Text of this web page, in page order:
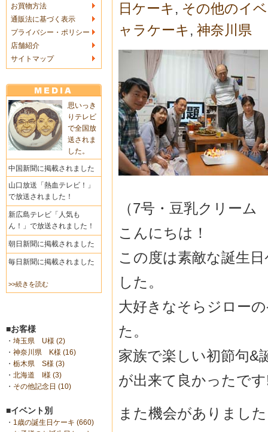
お買物方法
通販法に基づく表示
プライバシー・ポリシー
店舗紹介
サイトマップ
思いっき
りテレビ
で全国放
送されま
した。
中国新聞に掲載されました
山口放送「熱血テレビ！」
で放送されました！
新広島テレビ「人気も
ん！」で放送されました！
朝日新聞に掲載されました
毎日新聞に掲載されました
>>続きを読む
■お客様
・ 埼玉県 U様 (2)
・ 神奈川県 K様 (16)
・ 栃木県 S様 (3)
・ 北海道 I様 (3)
・ その他記念日 (10)
■イベント別
・ 1歳の誕生日ケーキ (660)
日ケーキ , その他のイ
ャラケーキ , 神奈川県
（7号・豆乳クリー
こんにちは！
この度は素敵な誕生
した。
大好きなそらジロー
た。
家族で楽しい初節句&
が出来て良かったで
また機会がありまし